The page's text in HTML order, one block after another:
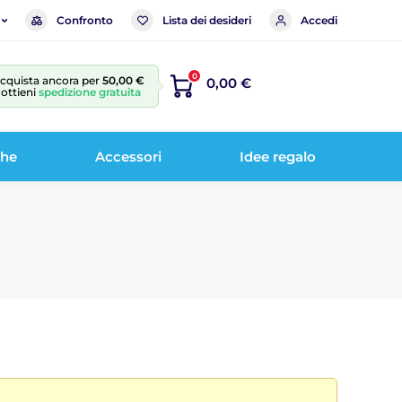
Confronto Lista dei desideri Accedi
ancora per 50,00 €
ottieni spedizione gratuita
0 0,00 €
Accessori Idee regalo